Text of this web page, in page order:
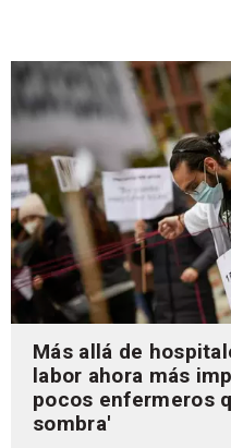
Más allá de
labor ahora más
pocos enfermeros
sombra'